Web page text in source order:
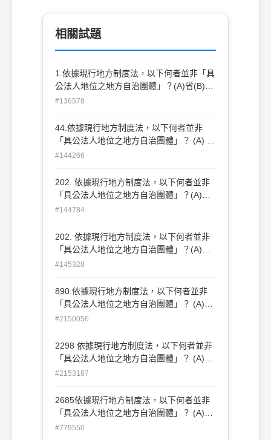
相關試題
1.依據現行地方制度法，以下何者並非「具
公法人地位之地方自治團體」？(A)省(B)縣
(C)縣轄市(D)鄉、鎮
#136578
44.依據現行地方制度法，以下何者並非
「具公法人地位之地方自治團體」？ (A) 省
(B)縣 (C)縣轄市 (D)鄉、鎮
#144266
202. 依據現行地方制度法，以下何者並非
「具公法人地位之地方自治團體」？(A)省
(B) 縣 (C)縣轄市 (D)鄉、鎮
#144784
202. 依據現行地方制度法，以下何者並非
「具公法人地位之地方自治團體」？(A)省
(B) 縣 (C)縣轄市 (D)鄉、鎮
#145328
890.依據現行地方制度法，以下何者並非
「具公法人地位之地方自治團體」？ (A)省
#2150056
2298 依據現行地方制度法，以下何者並非
「具公法人地位之地方自治團體」？ (A) 省
(B) 縣 (C) 縣轄市 (D) 鄉、鎮
#2153187
2685依據現行地方制度法，以下何者並非
「具公法人地位之地方自治團體」？ (A)省
#779550